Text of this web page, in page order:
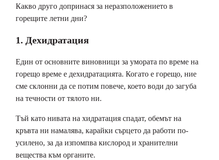
Какво друго допринася за неразположението в
горещите летни дни?
1. Дехидратация
Един от основните виновници за умората по време на
горещо време е дехидратацията. Когато е горещо, ние
сме склонни да се потим повече, което води до загуба
на течности от тялото ни.
Тъй като нивата на хидратация спадат, обемът на
кръвта ни намалява, карайки сърцето да работи по-
усилено, за да изпомпва кислород и хранителни
вещества към органите.